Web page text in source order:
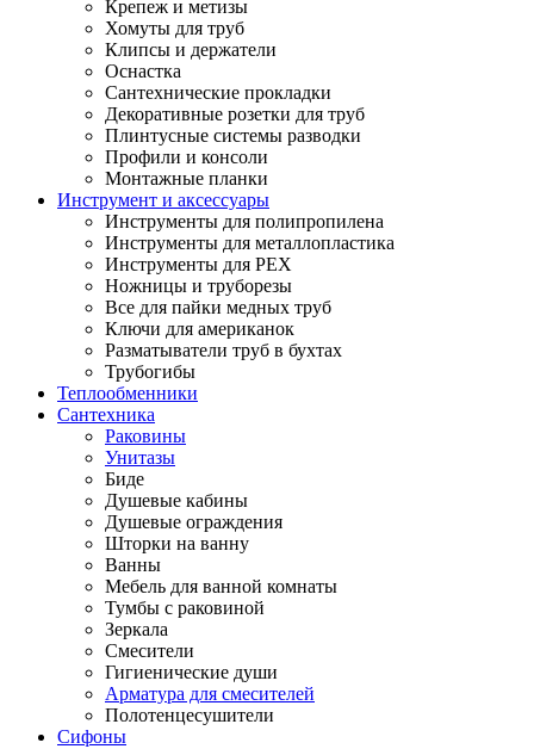
Крепеж и метизы
Хомуты для труб
Клипсы и держатели
Оснастка
Сантехнические прокладки
Декоративные розетки для труб
Плинтусные системы разводки
Профили и консоли
Монтажные планки
Инструмент и аксессуары
Инструменты для полипропилена
Инструменты для металлопластика
Инструменты для PEX
Ножницы и труборезы
Все для пайки медных труб
Ключи для американок
Разматыватели труб в бухтах
Трубогибы
Теплообменники
Сантехника
Раковины
Унитазы
Биде
Душевые кабины
Душевые ограждения
Шторки на ванну
Ванны
Мебель для ванной комнаты
Тумбы с раковиной
Зеркала
Смесители
Гигиенические души
Арматура для смесителей
Полотенцесушители
Сифоны